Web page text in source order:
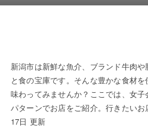
新潟市は新鮮な魚介、ブランド牛肉
と食の宝庫です。そんな豊かな食材
味わってみませんか？ここでは、女
パターンでお店をご紹介。行きたい
17日 更新